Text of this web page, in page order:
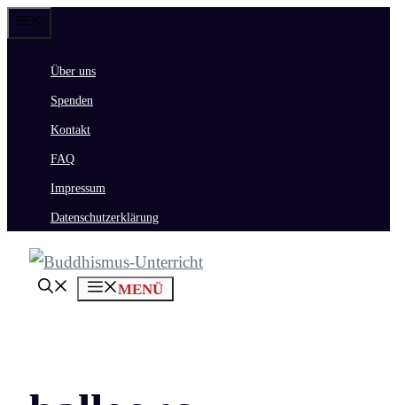
Zum
springenÜber uns
Spenden
Kontakt
FAQ
Impressum
Datenschutzerklärung
MENÜ